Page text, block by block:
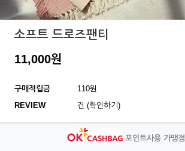
소프트 드로즈팬티
11,000원
구매적립금
110원
REVIEW
건 (확인하기)
포인트사용 가맹점